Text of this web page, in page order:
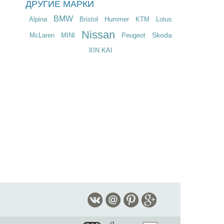
ДРУГИЕ МАРКИ
Alpina BMW Bristol Hummer KTM Lotus
McLaren MINI Nissan Peugeot Skoda
XIN KAI